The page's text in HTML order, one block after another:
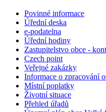
Povinné informace
Úřední deska
e-podatelna
Úřední hodiny
Zastupitelstvo obce -
Czech point
Veřejné zakázky
Informace o zpracování
Místní poplatky
Životní situace
Přehled úřadů